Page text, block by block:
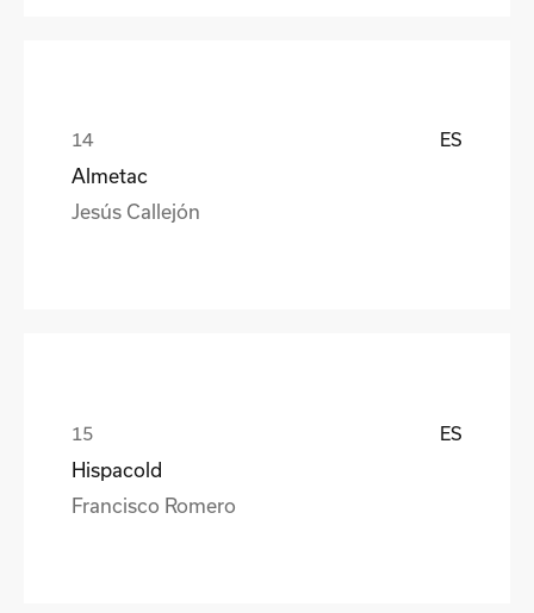
ES
Almetac
Jesús Callejón
ES
Hispacold
Francisco Romero